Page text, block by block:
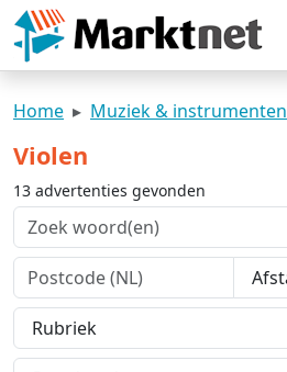
Home Muziek & instrumenten
Violen
13 advertenties gevonden